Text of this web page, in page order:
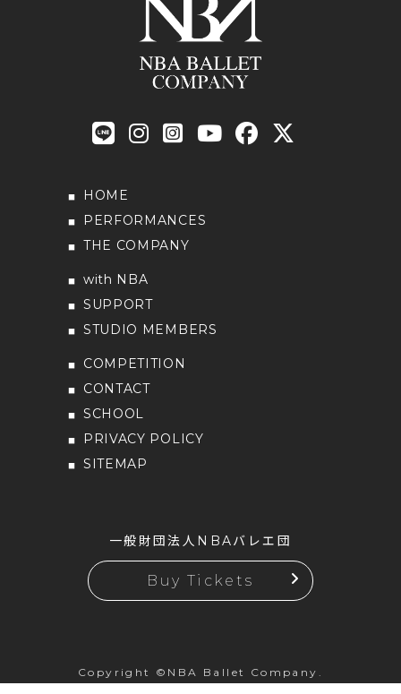
HOME
PERFORMANCES
THE COMPANY
with NBA
SUPPORT
STUDIO MEMBERS
COMPETITION
CONTACT
SCHOOL
PRIVACY POLICY
SITEMAP
一般財団法人NBAバレエ団
Buy Tickets
Copyright ©NBA Ballet Company.